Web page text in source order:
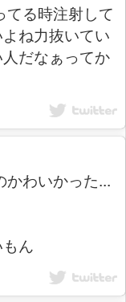
る時注射して
ね力抜いてい
だなぁってか
わいかった...
ん